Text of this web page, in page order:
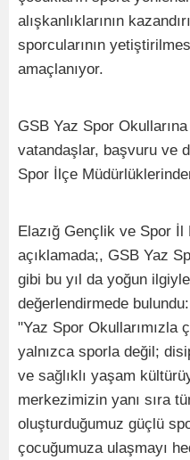
alışkanlıklarının
sporcularının
amaçlanıyor.
GSB Yaz Spor
vatandaşlar, başvuru ve
Spor İlçe
Elazığ Gençlik ve Spor İl
açıklamada;, GSB Yaz
gibi bu yıl da yoğun
değerlendirmede bulundu:
"Yaz Spor Okullarımızla
yalnızca sporla değil;
ve sağlıklı yaşam
merkezimizin yanı sıra
oluşturduğumuz güçlü
çocuğumuza ulaşmayı